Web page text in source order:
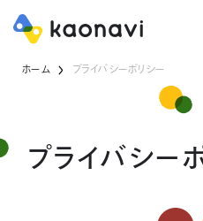
ホーム プライバシーポリシー
プライバシー